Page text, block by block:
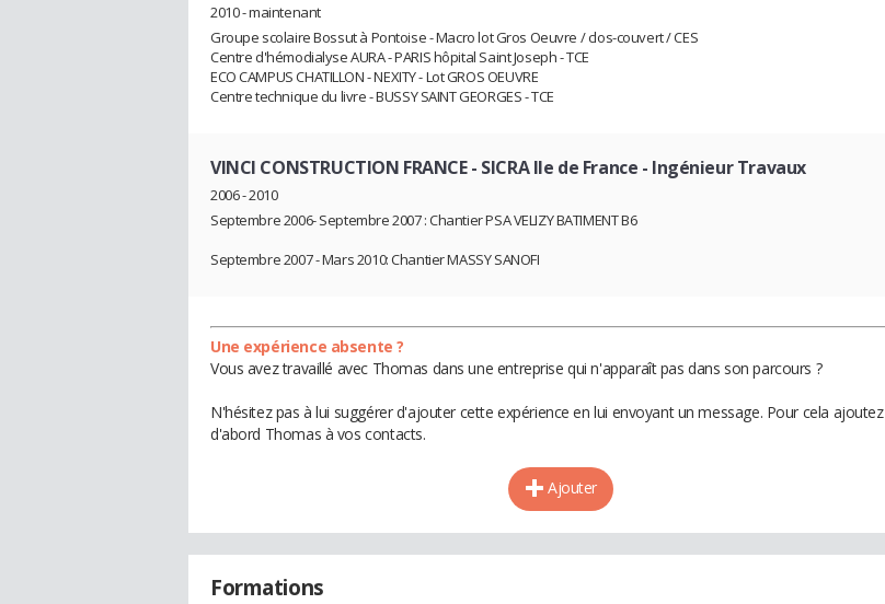
2010 - maintenant
Groupe scolaire Bossut à Pontoise - Macro lot Gros Oeuvre / clos-couvert / CES
Centre d'hémodialyse AURA - PARIS hôpital Saint Joseph - TCE
ECO CAMPUS CHATILLON - NEXITY - Lot GROS OEUVRE
Centre technique du livre - BUSSY SAINT GEORGES - TCE
VINCI CONSTRUCTION FRANCE - SICRA Ile de France - Ingénieur Travaux
2006 - 2010
Septembre 2006- Septembre 2007 : Chantier PSA VELIZY BATIMENT B6
Septembre 2007 - Mars 2010: Chantier MASSY SANOFI
Une expérience absente ?
Vous avez travaillé avec Thomas dans une entreprise qui n'apparaît pas dans son parcours ?
N'hésitez pas à lui suggérer d'ajouter cette expérience en lui envoyant un message. Pour cela ajoutez
d'abord Thomas à vos contacts.
Ajouter
Formations